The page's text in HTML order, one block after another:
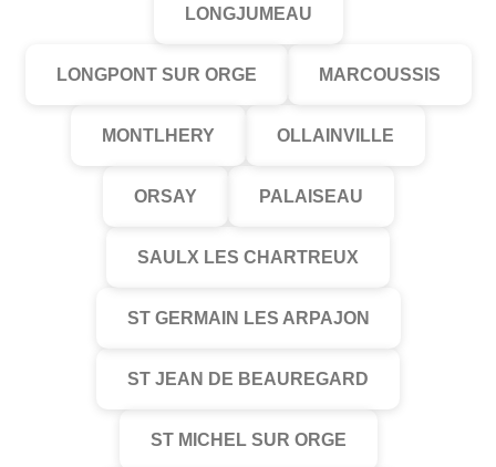
LONGJUMEAU
LONGPONT SUR ORGE MARCOUSSIS
MONTLHERY OLLAINVILLE
ORSAY PALAISEAU
SAULX LES CHARTREUX
ST GERMAIN LES ARPAJON
ST JEAN DE BEAUREGARD
ST MICHEL SUR ORGE